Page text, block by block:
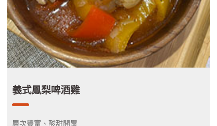
義式鳳梨啤酒雞
層次豐富、酸甜開胃